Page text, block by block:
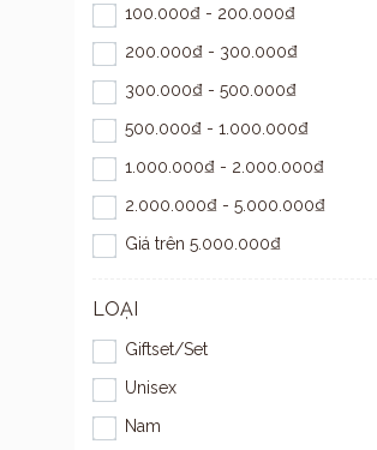
100.000₫ - 200.000₫
200.000₫ - 300.000₫
300.000₫ - 500.000₫
500.000₫ - 1.000.000₫
1.000.000₫ - 2.000.000₫
2.000.000₫ - 5.000.000₫
Giá trên 5.000.000₫
LOẠI
Giftset/Set
Unisex
Nam